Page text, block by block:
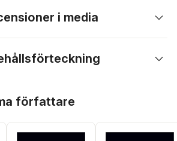
i media
författare